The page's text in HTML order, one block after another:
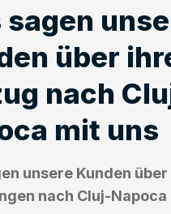
sagen
über
nach
mit uns
unsere Kunden
nach Cluj-Napoca